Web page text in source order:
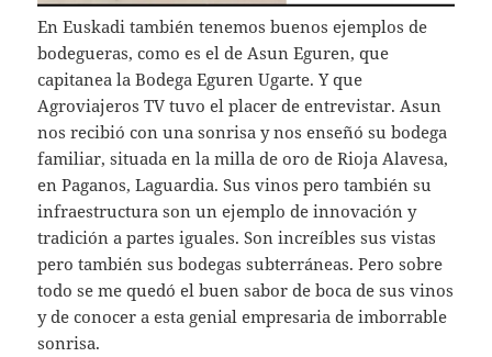
En Euskadi también tenemos buenos ejemplos de
bodegueras, como es el de Asun Eguren, que
capitanea la Bodega Eguren Ugarte. Y que
Agroviajeros TV tuvo el placer de entrevistar. Asun
nos recibió con una sonrisa y nos enseñó su bodega
familiar, situada en la milla de oro de Rioja Alavesa,
en Paganos, Laguardia. Sus vinos pero también su
infraestructura son un ejemplo de innovación y
tradición a partes iguales. Son increíbles sus vistas
pero también sus bodegas subterráneas. Pero sobre
todo se me quedó el buen sabor de boca de sus vinos
y de conocer a esta genial empresaria de imborrable
sonrisa.